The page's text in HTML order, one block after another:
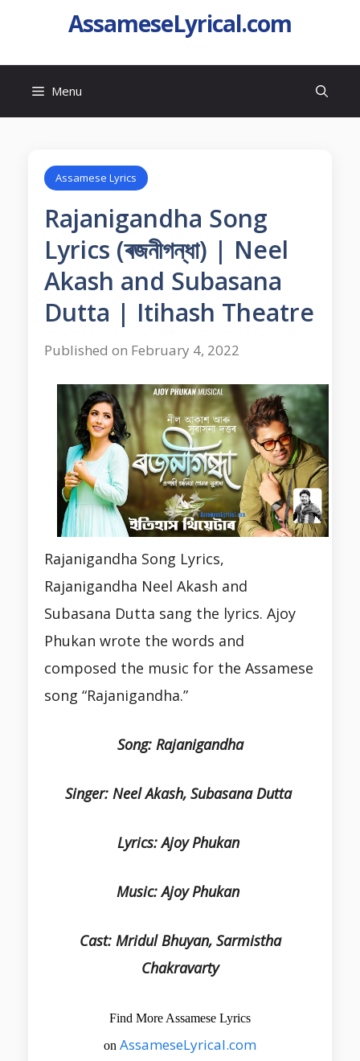
AssameseLyrical.com
Menu
Assamese Lyrics
Rajanigandha Song
Lyrics (ৰজনীগন্ধা) | Neel
Akash and Subasana
Dutta | Itihash Theatre
Published on February 4, 2022
Rajanigandha Song Lyrics,
Rajanigandha Neel Akash and
Subasana Dutta sang the lyrics. Ajoy
Phukan wrote the words and
composed the music for the Assamese
song “Rajanigandha.”
Song: Rajanigandha
Singer: Neel Akash, Subasana Dutta
Lyrics: Ajoy Phukan
Music: Ajoy Phukan
Cast: Mridul Bhuyan, Sarmistha
Chakravarty
Find More Assamese Lyrics
on AssameseLyrical.com